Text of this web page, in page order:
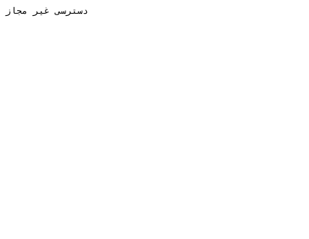
دسترسی غیر مجاز